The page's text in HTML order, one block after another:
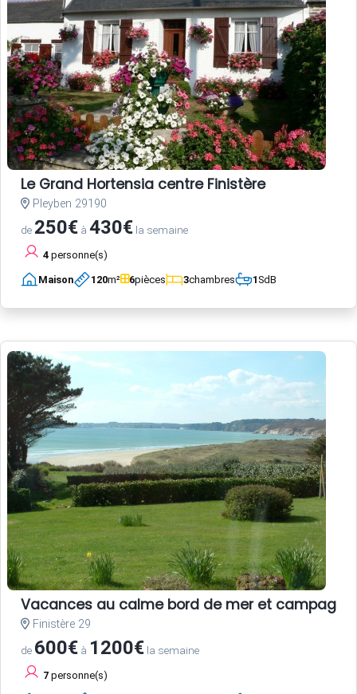
Le Grand Hortensia centre Finistère
Pleyben 29190
de 250€ à 430€ la semaine
4 personne(s)
Maison 120m² 6pièces 3chambres 1SdB
Vacances au calme bord de mer et campagne
Finistère 29
de 600€ à 1200€ la semaine
7 personne(s)